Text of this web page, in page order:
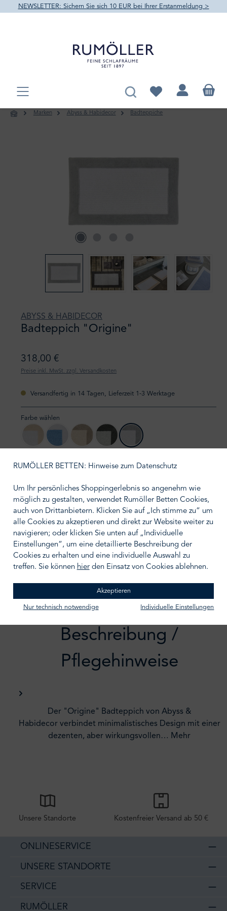
springen
NEWSLETTER: Sichern Sie sich 10 EUR bei Ihrer Erstanmeldung >
Du hast 0 Produkte
Marken Abyss & Habidecor Badteppiche
ABYSS & HABIDECOR
Badteppich "Origine"
318,00 €
Preise inkl. MwSt. zzgl. Versandkosten
Versandfertig in 14 Tagen, Lieferzeit 1-3 Werktage
Farbe wählen
origine 101origine 330origine 770origine 920origine 992
Größe wählenauswählen
IN DEN WARENKORB
Zum Merkzettel hinzufügen
Beschreibung /
Pflegehinweise
Der "Origine" Badteppich von Abyss &
Habidecor verbindet minimalistisches Design mit einer
dezenten, aber wirkungsvollen… Mehr
Unsere Standorte Kostenfreier Versand ab 50 €
ONLINESERVICE
UNSERE STANDORTE
SERVICE
RUMÖLLER
RUMÖLLER BETTEN: Hinweise zum Datenschutz
Um Ihr persönliches Shoppingerlebnis so angenehm wie
möglich zu gestalten, verwendet Rumöller Betten Cookies,
auch von Drittanbietern. Klicken Sie auf „Ich stimme zu“ um
alle Cookies zu akzeptieren und direkt zur Website weiter zu
navigieren; oder klicken Sie unten auf „Individuelle
Einstellungen“, um eine detaillierte Beschreibung der
Cookies zu erhalten und eine individuelle Auswahl zu
treffen. Sie können hierden Einsatz von Cookies ablehnen.
Akzeptieren
Nur technisch notwendige Individuelle Einstellungen